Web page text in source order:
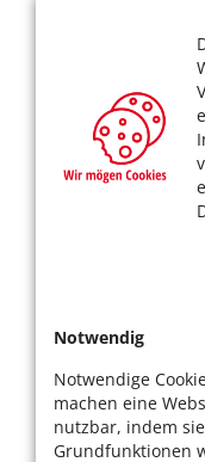
Notwendig
Notwendige
machen eine
nutzbar, indem sie
Grundfunktionen